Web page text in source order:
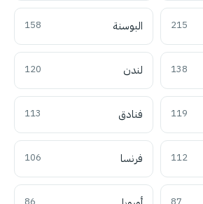
215 البوسنة 158
138 لندن 120
119 فنادق 113
112 فرنسا 106